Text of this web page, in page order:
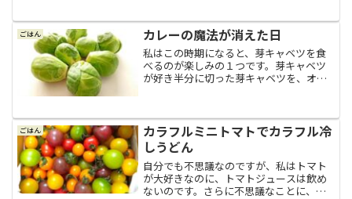
「朝は食べないんだ～」とか「朝起きた
ばかりに食べられないよ～...
ごはん カレーの魔法が消えた日
私はこの時期になると、芽キャベツを食
べるのが楽しみの１つです。芽キャベツ
が好き半分に切った芽キャベツを、オリ
す。ただ、芽キャベツって、ちょっとお
高いのが難点。もっとドッサ...
ごはん
カラフルミニトマトでカラフル冷
しうどん
自分でも不思議なのですが、私はトマト
が大好きなのに、トマトジュースは飲め
ないのです。さらに不思議なことに、ト